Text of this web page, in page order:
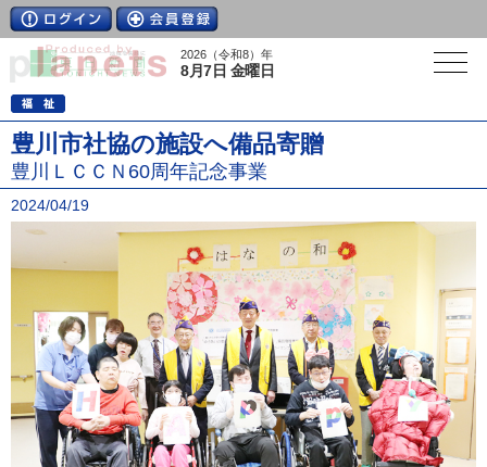
2026（令和8）年
8月7日 金曜日
豊川市社協の施設へ備品寄贈
豊川ＬＣＣＮ60周年記念事業
2024/04/19